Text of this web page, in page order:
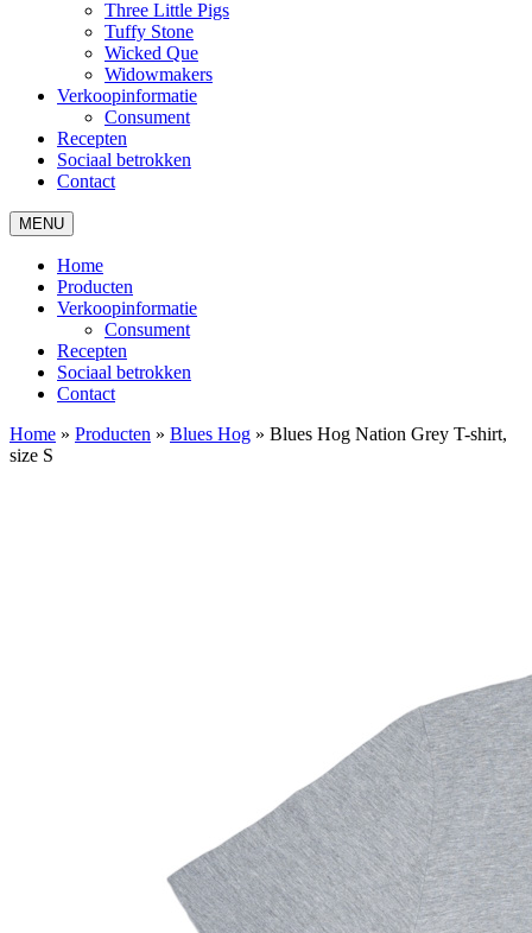
Three Little Pigs
Tuffy Stone
Wicked Que
Widowmakers
Verkoopinformatie
Consument
Recepten
Sociaal betrokken
Contact
MENU
Home
Producten
Verkoopinformatie
Consument
Recepten
Sociaal betrokken
Contact
Home » Producten » Blues Hog » Blues Hog Nation Grey T-shirt,
size S